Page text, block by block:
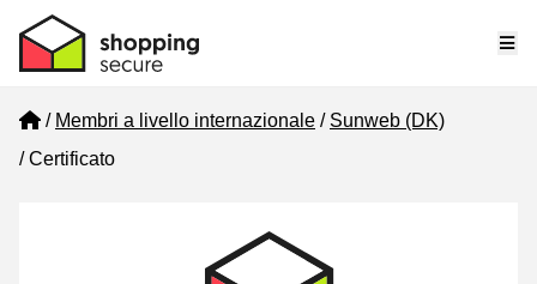
Home
Membri a livello internazionale
Sunweb (DK)
Certificato